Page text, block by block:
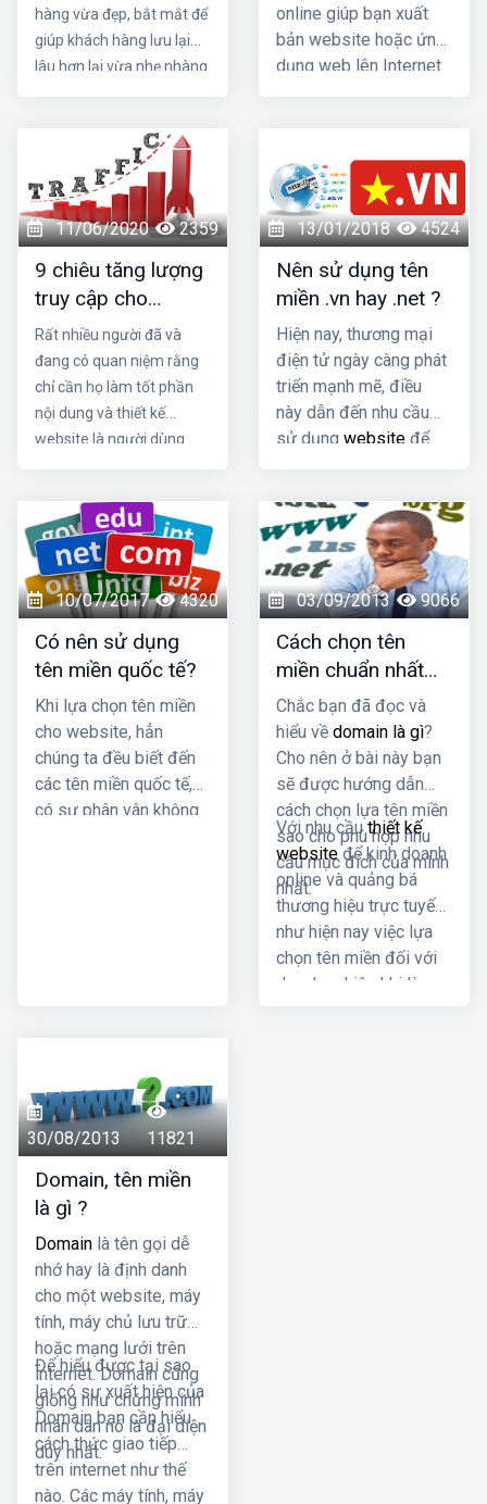
hàng vừa đẹp, bắt mắt để
giúp khách hàng lưu lại
lâu hơn lại vừa nhẹ nhàng
thiết kế Website tại hải
phòng chuyên nghiệp,
chuẩn SEO tại HIG. Chúng
tôi sẽ giúp bạn có được
một Website chuẩn SEO,
với giao diện tinh tế lại thu
hút người dùng.
online giúp bạn xuất
bản website hoặc ứng
dụng web lên Internet.
server chứa tất cả các
files và dữ liệu cần
thiết để website của
bạn chạy được. Nếu
bạn chỉ có tên miền -
domain mà không có
dịch vụ web hosting thì
bạn không thể có một
trang web được.
11/06/2020 2359
9 chiêu tăng lượng
truy cập cho
website
Rất nhiều người đã và
đang có quan niệm rằng
chỉ cần họ làm tốt phần
nội dung và thiết kế
website là người dùng
dưới đây là 9 chiêu tăng
lượng truy cập cho
website cùng tìm hiểu
nhé
13/01/2018 4524
Nên sử dụng tên
miền .vn hay .net ?
Hiện nay, thương mại
điện tử ngày càng phát
triển mạnh mẽ, điều
này dẫn đến nhu cầu
sử dụngwebsite để
càng tăng cao. Tuy
nhiên một trong những
vấn đề thường khiến
các doanh nghiệp cảm
thấy đau đầu đó là lựa
chọn đuôi tên miền phù
hợp.
10/07/2017 4320
Có nên sử dụng
tên miền quốc tế?
Khi lựa chọn tên miền
cho website, hẳn
chúng ta đều biết đến
các tên miền quốc tế,
có sự phân vân không
03/09/2013 9066
Cách chọn tên
miền chuẩn nhất
cho doanh nghiệp
Chắc bạn đã đọc và
hiểu vềdomain là gì?
Cho nên ở bài này bạn
sẽ được hướng dẫn
cách chọn lựa tên miền
sao cho phù hợp nhu
cầu mục đích của mình
nhất.
Với nhu cầuthiết kế
websiteđể kinh doanh
online và quảng bá
thương hiệu trực tuyến
như hiện nay việc lựa
chọn tên miền đối với
doanh nghiệp khi làm
30/08/2013 11821
Domain, tên miền
là gì ?
Domain là tên gọi dễ
nhớ hay là định danh
cho một website, máy
tính, máy chủ lưu trữ
hoặc mạng lưới trên
internet. Domain cũng
giống như chứng minh
nhân dân nó là đại diện
duy nhất.
Để hiểu được tại sao
lại có sự xuất hiện của
Domain bạn cần hiểu
cách thức giao tiếp
trên internet như thế
nào. Các máy tính, máy